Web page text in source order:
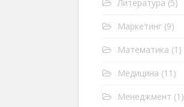
Литература (5)
Маркетинг (9)
Математика (1)
Медицина (11)
Менеджмент (1)